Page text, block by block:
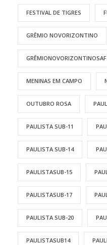
FESTIVAL DE TIGRES
GRÊMIO NOVORIZONTINO
GRÊMIONOVORIZONTINOSAF
MENINAS EM CAMPO
OUTUBRO ROSA
PAULISTA SUB-11
PAULISTA SUB-14
PAULISTASUB-15
PAULISTASUB-17
PAULISTA SUB-20
PAULISTASUB14